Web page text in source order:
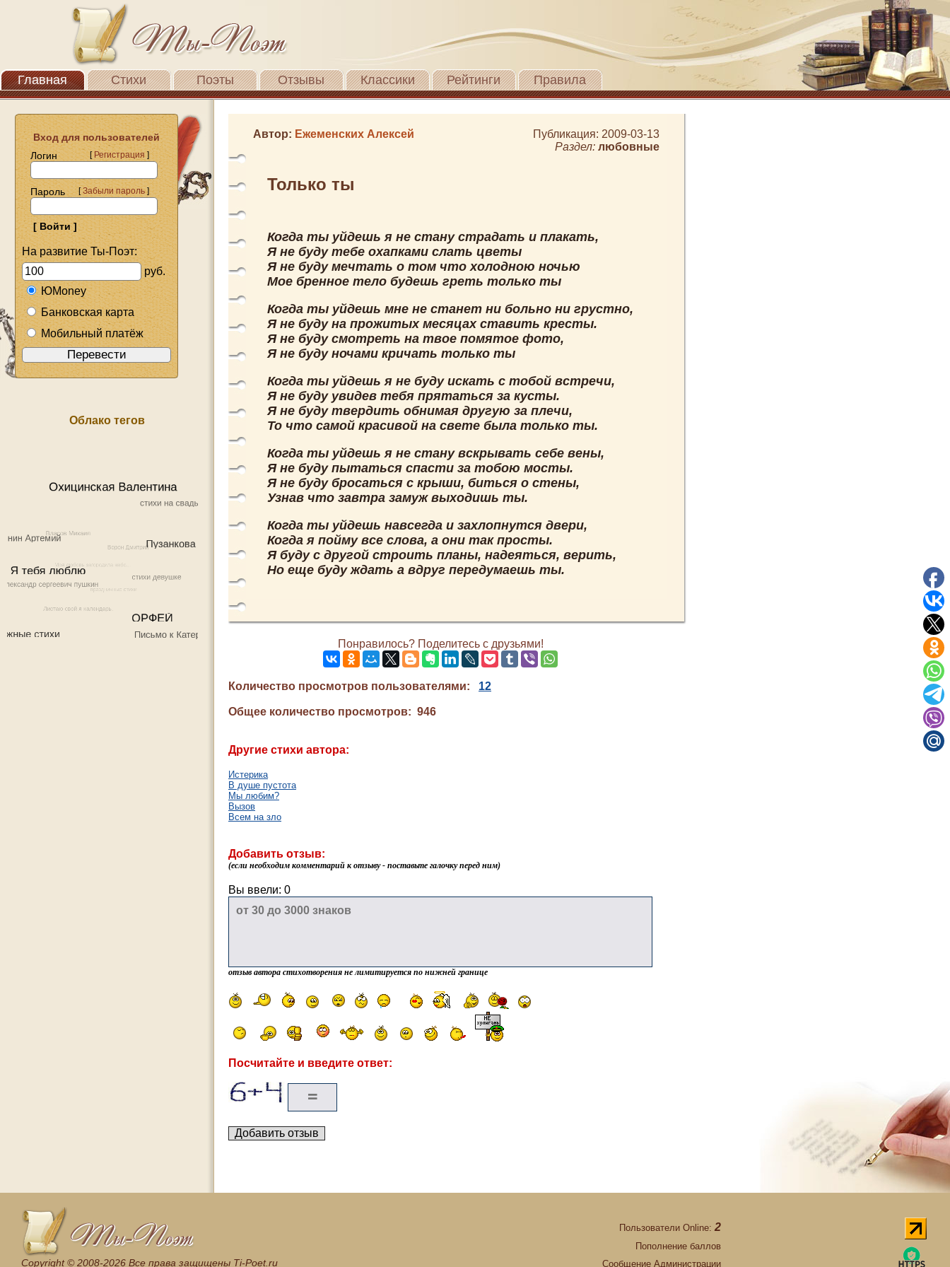
Главная Стихи Поэты Отзывы Классики Рейтинги Правила
Вход для пользователей
Логин
[Регистрация]
Пароль [Забыли пароль]
На развитие Ты-Поэт:
руб.
ЮMoney
Банковская карта
Мобильный платёж
Облако тегов
Автор: Ежеменских Алексей
Публикация: 2009-03-13
Раздел: любовные
Только ты
Когда ты уйдешь я не стану страдать и плакать,
Я не буду тебе охапками слать цветы
Я не буду мечтать о том что холодною ночью
Мое бренное тело будешь греть только ты
Когда ты уйдешь мне не станет ни больно ни грустно,
Я не буду на прожитых месяцах ставить кресты.
Я не буду смотреть на твое помятое фото,
Я не буду ночами кричать только ты
Когда ты уйдешь я не буду искать с тобой встречи,
Я не буду увидев тебя прятаться за кусты.
Я не буду твердить обнимая другую за плечи,
То что самой красивой на свете была только ты.
Когда ты уйдешь я не стану вскрывать себе вены,
Я не буду пытаться спасти за тобою мосты.
Я не буду бросаться с крыши, биться о стены,
Узнав что завтра замуж выходишь ты.
Когда ты уйдешь навсегда и захлопнутся двери,
Когда я пойму все слова, а они так просты.
Я буду с другой строить планы, надеяться, верить,
Но еще буду ждать а вдруг передумаешь ты.
Понравилось? Поделитесь с друзьями!
Количество просмотров пользователями: 12
Общее количество просмотров: 946
Другие стихи автора:
Истерика
В душе пустота
Мы любим?
Вызов
Всем на зло
Добавить отзыв:
(если необходим комментарий к отзыву - поставьте галочку перед ним)
Вы ввели: 0
отзыв автора стихотворения не лимитируется по нижней границе
Посчитайте и введите ответ:
Сopyright © 2008-2026 Все права защищены Ti-Poet.ru
Пользователи Online:2
Пополнение баллов
Сообщение Администрации